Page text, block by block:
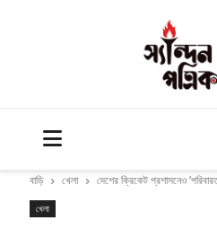
বাড়ি খেলা দেশের ক্রিকেট প্রশাসনেও
খেলা